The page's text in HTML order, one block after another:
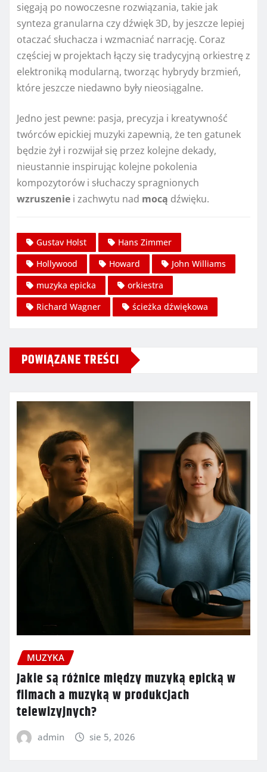
sięgają po nowoczesne rozwiązania, takie jak
synteza granularna czy dźwięk 3D, by jeszcze lepiej
otaczać słuchacza i wzmacniać narrację. Coraz
częściej w projektach łączy się tradycyjną orkiestrę z
elektroniką modularną, tworząc hybrydy brzmień,
które jeszcze niedawno były nieosiągalne.
Jedno jest pewne: pasja, precyzja i kreatywność
twórców epickiej muzyki zapewnią, że ten gatunek
będzie żył i rozwijał się przez kolejne dekady,
nieustannie inspirując kolejne pokolenia
kompozytorów i słuchaczy spragnionych
wzruszenie i zachwytu nad mocą dźwięku.
Gustav Holst
Hans Zimmer
Hollywood
Howard
John Williams
muzyka epicka
orkiestra
Richard Wagner
ścieżka dźwiękowa
POWIĄZANE TREŚCI
MUZYKA
Jakie są różnice między muzyką epicką w
filmach a muzyką w produkcjach
telewizyjnych?
admin sie 5, 2026